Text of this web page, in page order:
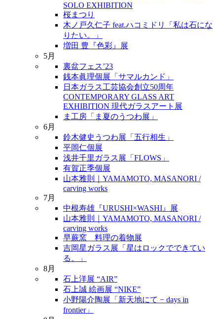
SOLO EXHIBITION
桜まつり
木ノ戸久仁子 feat.ハコミドリ「私は石にな
りたい。」
増田 豊『色彩』展
5月
裏盆フェス’23
銭本眞理個展「サマルカンド」
日本ガラス工芸協会創立50周年
CONTEMPORARY GLASS ART
EXHIBITION 現代ガラスアート展
ま工房「ま夏のうつわ展」
6月
鈴木健史うつわ展「五行相生」
平岡仁個展
浅井千里ガラス展「FLOWS」
有賀正季個展
山本雅則｜YAMAMOTO, MASANORI /
carving works
7月
中根寿雄『URUSHI×WASHI』展
山本雅則｜YAMAMOTO, MASANORI /
carving works
早蕨窯 料理の着物展
吉岡星ガラス展「星はロックでできてい
る。」
8月
石上洋展 “AIR”
石上誠 絵画展 “NIKE”
小野陽介陶展「新天地にて − days in
frontier」